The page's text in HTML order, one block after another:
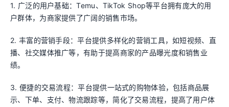
1. 广泛的用户基础：Temu、TikTok Shop等平台拥有庞大的用
户群体，为商家提供了广阔的销售市场。
2. 丰富的营销手段：平台提供多样化的营销工具，如短视频、直
播、社交媒体推广等，有助于提高商家的产品曝光度和销售业
绩。
3. 便捷的交易流程：平台提供一站式的购物体验，包括商品展
示、下单、支付、物流跟踪等，简化了交易流程，提高了用户体